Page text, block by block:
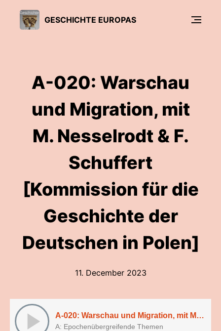
GESCHICHTE EUROPAS
A-020: Warschau
und Migration, mit
M. Nesselrodt & F.
Schuffert
[Kommission für die
Geschichte der
Deutschen in Polen]
11. December 2023
A-020: Warschau und Migration, mit M. Nesselrodt & F. Schuffert [Kommission für die Geschichte der Deutschen in Polen]
A: Epochenübergreifende Themen